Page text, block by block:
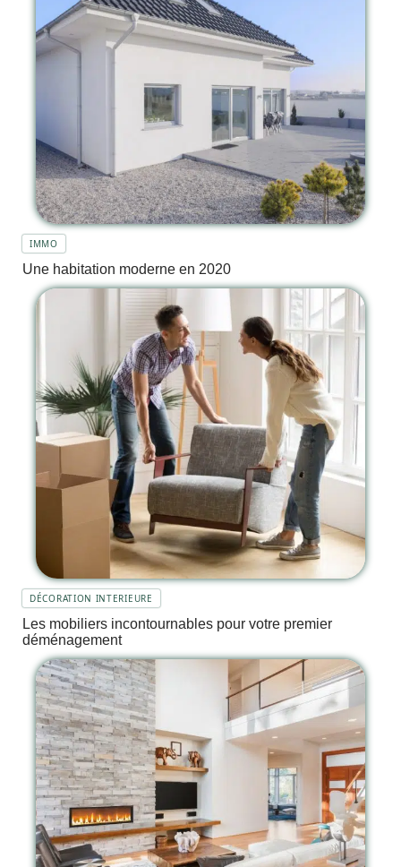
IMMO
Une habitation moderne en 2020
DÉCORATION INTERIEURE
Les mobiliers incontournables pour votre premier
déménagement